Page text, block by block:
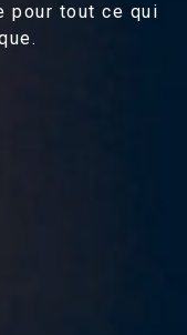
pour tout ce qui